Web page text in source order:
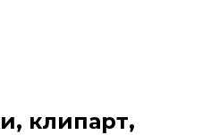
клипарт,